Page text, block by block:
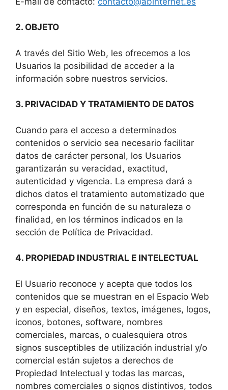
2. OBJETO
A través del Sitio Web, les ofrecemos a los
Usuarios la posibilidad de acceder a la
información sobre nuestros servicios.
‍3. PRIVACIDAD Y TRATAMIENTO DE DATOS
Cuando para el acceso a determinados
contenidos o servicio sea necesario facilitar
datos de carácter personal, los Usuarios
garantizarán su veracidad, exactitud,
autenticidad y vigencia. La empresa dará a
dichos datos el tratamiento automatizado que
corresponda en función de su naturaleza o
finalidad, en los términos indicados en la
sección de Política de Privacidad.
‍‍4. PROPIEDAD INDUSTRIAL E INTELECTUAL
El Usuario reconoce y acepta que todos los
contenidos que se muestran en el Espacio Web
y en especial, diseños, textos, imágenes, logos,
iconos, botones, software, nombres
comerciales, marcas, o cualesquiera otros
signos susceptibles de utilización industrial y/o
comercial están sujetos a derechos de
Propiedad Intelectual y todas las marcas,
nombres comerciales o signos distintivos, todos